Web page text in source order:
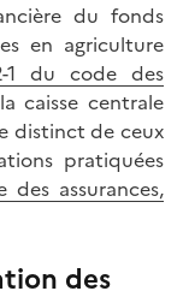
du fonds
en agriculture
1 du code des
caisse centrale
distinct de ceux
pratiquées
des assurances,
des